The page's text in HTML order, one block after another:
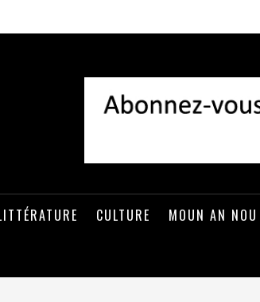
CULTURE MOUN AN NOU